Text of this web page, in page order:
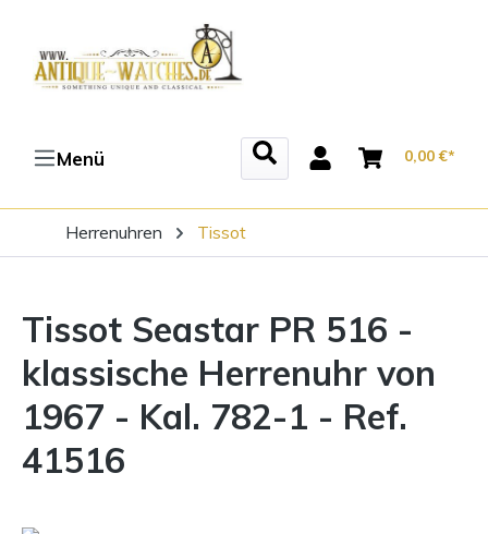
Zum Hauptinhalt springen
Menü 0,00 €*
Herrenuhren Tissot
Tissot Seastar PR 516 -
klassische Herrenuhr von
1967 - Kal. 782-1 - Ref.
41516